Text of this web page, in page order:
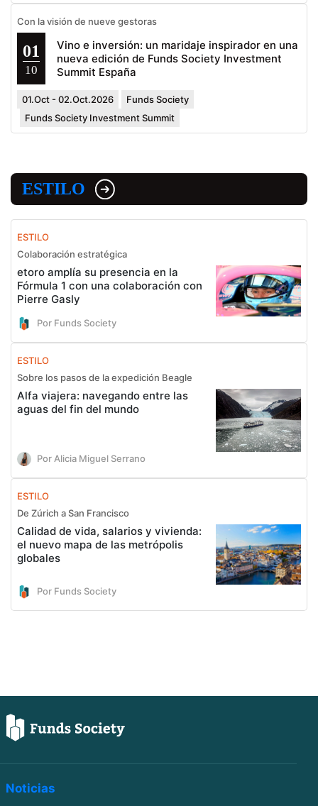
Con la visión de nueve gestoras
01
10
Vino e inversión: un maridaje inspirador en una
nueva edición de Funds Society Investment
Summit España
01.Oct - 02.Oct.2026
Funds Society
Funds Society Investment Summit
ESTILO
ESTILO
Colaboración estratégica
etoro amplía su presencia en la
Fórmula 1 con una colaboración con
Pierre Gasly
Por Funds Society
ESTILO
Sobre los pasos de la expedición Beagle
Alfa viajera: navegando entre las
aguas del fin del mundo
Por Alicia Miguel Serrano
ESTILO
De Zúrich a San Francisco
Calidad de vida, salarios y vivienda:
el nuevo mapa de las metrópolis
globales
Por Funds Society
Noticias